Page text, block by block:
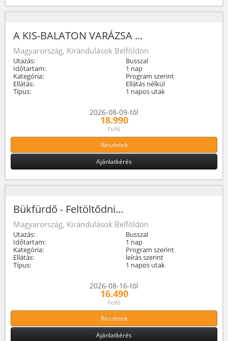
A KIS-BALATON VARÁZSA ...
Magyarország, Kirándulások Belföldön
Utazás:
Busszal
Időtartam:
1 nap
Kategória:
Program szerint
Ellátás:
Ellátás nélkül
Típus:
1 napos utak
2026-08-09-tól
18.990
Ft/fő
Részletek
Ajánlatkérés
Bükfürdő - Feltöltődni...
Magyarország, Kirándulások Belföldön
Utazás:
Busszal
Időtartam:
1 nap
Kategória:
Program szerint
Ellátás:
leírás szerint
Típus:
1 napos utak
2026-08-16-tól
16.490
Ft/fő
Részletek
Ajánlatkérés